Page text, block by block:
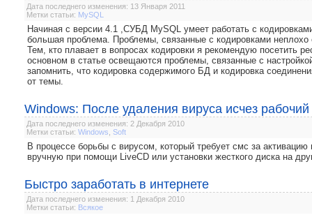
Дата последнего изменения: 13 Января 2011
Метки статьи: MySQL
Начиная с версии 4.1 ,СУБД MySQL умеет работать с
большая проблема. Проблемы, связанные с кодировками
Тем, кто плавает в вопросах кодировки я рекомендую посетить
основном в статье освещаются проблемы, связанные с
запомнить, что кодировка содержимого БД и кодировка
от темы.
Windows: После удаления вируса исчез рабочий
Дата последнего изменения: 2 Декабря 2010
Метки статьи: Windows Soft
В процессе борьбы с вирусом, который требует смс за
вручную при помощи LiveCD или установки жесткого диска на
Быстро заработать в интернете
Дата последнего изменения: 1 Декабря 2010
Метки статьи: Всякое